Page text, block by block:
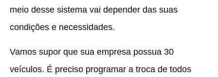
meio desse sistema vai depender das suas
condições e necessidades.
Vamos supor que sua empresa possua 30
veículos. É preciso programar a troca de todos